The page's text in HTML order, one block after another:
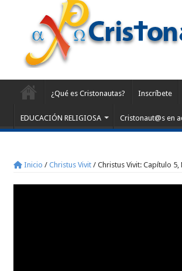
¿Qué es Cristonautas? Inscríbete
EDUCACIÓN RELIGIOSA Cristonaut@s en
Inicio / Christus Vivit / Christus Vivit: Capítulo